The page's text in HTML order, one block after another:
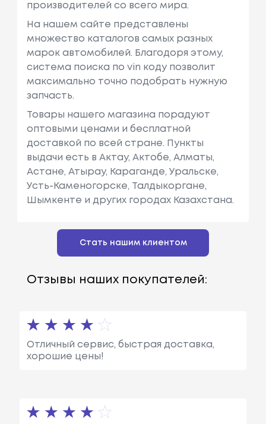
производителей со всего мира.
На нашем сайте представлены
множество каталогов самых разных
марок автомобилей. Благодоря этому,
система поиска по vin коду позволит
максимально точно подобрать нужную
запчасть.
Товары нашего магазина порадуют
оптовыми ценами и бесплатной
доставкой по всей стране. Пункты
выдачи есть в Актау, Актобе, Алматы,
Астане, Атырау, Караганде, Уральске,
Усть-Каменогорске, Талдыкоргане,
Шымкенте и других городах Казахстана.
Стать нашим клиентом
Отзывы наших покупателей:
Отличный сервис, быстрая доставка,
хорошие цены!